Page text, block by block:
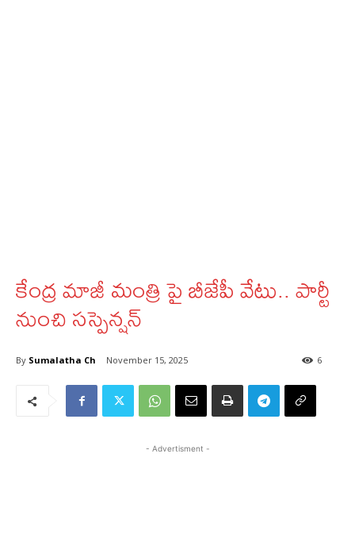
కేంద్ర మాజీ మంత్రి పై బీజేపీ వేటు.. పార్టీ
నుంచి సస్పెన్షన్
By Sumalatha Ch November 15, 2025 6
- Advertisment -